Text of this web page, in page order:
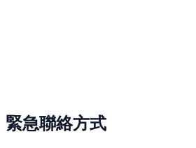
緊急聯絡方式